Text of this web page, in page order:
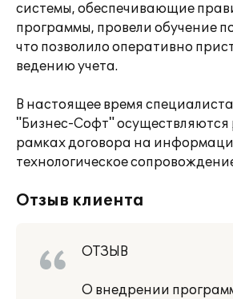
системы, обеспечивающие
программы, провели обучение
что позволило оперативно
ведению учета.
В настоящее время
"Бизнес-Софт" осуществляются
рамках договора на
технологическое
Отзыв клиента
ОТЗЫВ
О внедрении